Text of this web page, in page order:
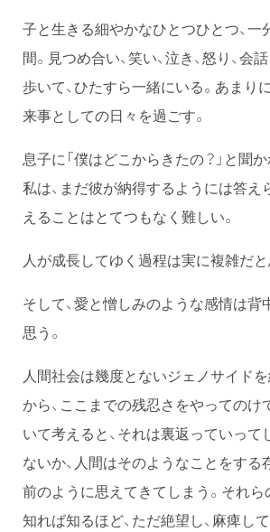
子と生きる細やかなひとつひとつ、一
間。見つめ合い、笑い、泣き、怒り、会話
歩いて、ひたすら一緒にいる。あまり
来事としての日々を過ごす。
息子に「僕はどこからきたの？」と聞
私は、まだ彼が納得するようには答え
えることはとてつもなく難しい。
人が成長してゆく過程は実に複雑だと
そして、愛と憎しみのような感情は背
思う。
人間社会は幾度とないジェノサイド
から、ここまでの残忍さをやってのけ
いて考えると、それは裏返っていって
ないか、人間はそのようなことをする
前のように思えてきてしまう。それら
知れば知るほど、ただ絶望し、麻痺して